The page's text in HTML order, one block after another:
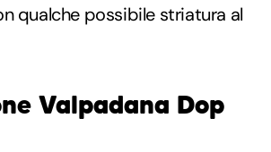
qualche possibile striatura al
Valpadana Dop